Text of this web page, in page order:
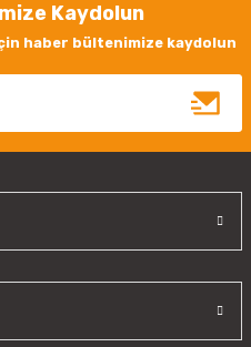
Kaydolun
haber bültenimize kaydolun